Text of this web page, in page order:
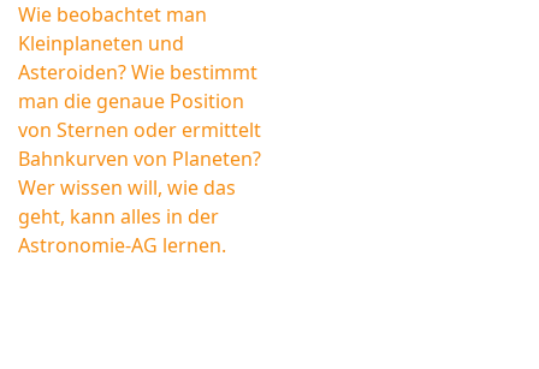
Wie beobachtet man
Kleinplaneten und
Asteroiden? Wie bestimmt
man die genaue Position
von Sternen oder ermittelt
Bahnkurven von Planeten?
Wer wissen will, wie das
geht, kann alles in der
Astronomie-AG lernen.